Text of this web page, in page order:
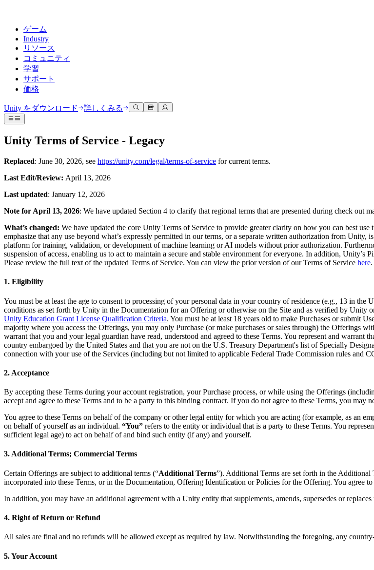
ゲーム
Industry
リソース
コミュニティ
学習
サポート
価格
Unityエンジン
任意のプラットフォーム向けに2Dおよび3Dゲームを構築
チームでの共同作業と迅速なイテレーション
Unity をダウンロード
プランと価格
デプロイ
マルチプラットフォーム
Unity がサポートする 25 以上のプラットフォームを見る
LiveOps
成長
詳しく見る
発見され、モバイルユーザーを獲得する
アプリ内課金
ストアとD2C全体でIAPを管理
収益化
プレイヤーを適切なゲームに接続する
Unity で宣伝
Unity で収益化
活用事例
モバイルゲーム
Unity でモバイル向けヒット作を制作して成長させる
インディーゲーム
XR ゲーム
XR ゲームを複数プラットフォーム向けにローンチする
マルチプレイヤーゲーム
3Dコラボレーション
リアルタイムで3Dプロジェクトを構築およびレビューする
没入型環境でのトレーニング
インタラクティブな3D体験を作成する
業界
製造業
運用の卓越性を達成する
小売
イノベーションと車内体験を促進する
すべての業界を見る
ドキュメント
公式ユーザーマニュアルとAPIリファレンス
開発者ツール
リリースバージョンと問題追跡
ロードマップ
今後の機能をレビューする
用語集
技術用語のライブラリ
インサイト
実際の成功事例
ベストプラクティスガイド
専門家のヒントとコツ
デモ
デモ、サンプル、ビルディングブロック
すべてのリソース
ブログ
更新情報、情報、技術的ヒント
お知らせ
ニュース、ストーリー、プレスセンター
ディスカッション
議論、問題解決、つながる
イベント
グローバルおよびローカルイベント
コミュニティストーリー
Made with Unity
Unityクリエイターの紹介
ライブストリーム
開発者、クリエイター、インサイダーに参加する
世界中のUnityクリエイターを祝う
Unity Learn
Unityトレーナーでチームをレベルアップ
Unity初心者向け
スタートガイド
学習を開始しましょう
Unityエッセンシャルパスウェイ
Unity は初めてですか？旅を始めましょう
ハウツーガイド
教育
学生向け
キャリアをスタートさせる
教育者向け
教育を大幅に強化
教育機関向けライセンス
Unityの力をあなたの機関に持ち込む
認定教材
ヘルプを得る
Unityで成功するためのサポート
専門的なサポートで目標を早く達成する
よくある質問への回答
お問い合わせ
私たちのチームに連絡する
Unity をダウンロード 詳しくみる
Unity Terms of Service - Legacy
Replaced: June 30, 2026, see https://unity.com/legal/terms-of-service for current terms.
Last Edit/Review: April 13, 2026
Last updated: January 12, 2026
Note for April 13, 2026: We have updated Section 4 to clarify that regional terms that are presented during check out
What’s changed: We have updated the core Unity Terms of Service to provide greater clarity on how you can best
emphasize that any use beyond what’s expressly permitted in our terms, or a separate written authorization from
platform for training, validation, or development of machine learning or AI models without prior authorization.
suspension of access, enabling us to act to maintain a secure and stable environment for everyone. In addition,
Please review the full text of the updated Terms of Service. You can view the prior version of our Terms of Service here.
1. Eligibility
You must be at least the age to consent to processing of your personal data in your country of residence (e.g., 13 in
conditions as set forth by Unity in the Documentation for an Offering or otherwise on the Site and as verified by Unity
Unity Education Grant License Qualification Criteria. You must be at least 18 years old to make Purchases or submit
majority where you access the Offerings, you may only Purchase (or make purchases or sales through) the Offerings
warrant that you and your legal guardian have read, understood and agreed to these Terms. You represent and warrant
country embargoed by the United States and that you are not on the U.S. Treasury Department's list of Specially
connection with your use of the Services (including but not limited to applicable Federal Trade Commission rules and
2. Acceptance
By accepting these Terms during your account registration, your Purchase process, or while using the Offerings
accept and agree to these Terms and to be a party to this binding contract. If you do not agree to these Terms, you may
You agree to these Terms on behalf of the company or other legal entity for which you are acting (for example, as an
on behalf of yourself as an individual. “You” refers to the entity or individual that is a party to these Terms. You
sufficient legal age) to act on behalf of and bind such entity (if any) and yourself.
3. Additional Terms; Commercial Terms
Certain Offerings are subject to additional terms (“Additional Terms”). Additional Terms are set forth in the Additional
incorporated into these Terms, or in the Documentation, Offering Identification or Policies for the Offering. You agree
In addition, you may have an additional agreement with a Unity entity that supplements, amends, supersedes or
4. Right of Return or Refund
All sales are final and no refunds will be allowed except as required by law. Notwithstanding the foregoing, any
5. Your Account